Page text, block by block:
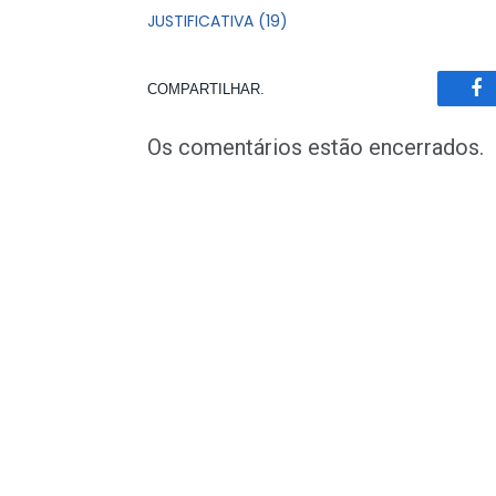
JUSTIFICATIVA (19)
COMPARTILHAR.
Os comentários estão encerrados.